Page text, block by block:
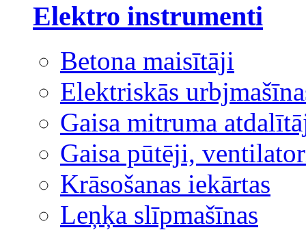
Elektro instrumenti
Betona maisītāji
Elektriskās
Gaisa mitruma
Gaisa pūtēji,
Krāsošanas iekārtas
Leņķa slīpmašīnas